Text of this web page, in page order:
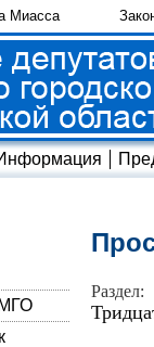
Миасса
Раздел: